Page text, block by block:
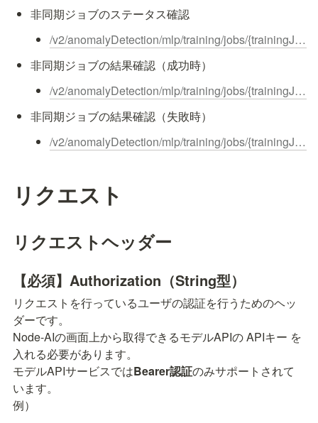
非同期ジョブのステータス確認
/v2/anomalyDetection/mlp/training/jobs/{trainingJobId}/status
非同期ジョブの結果確認（成功時）
/v2/anomalyDetection/mlp/training/jobs/{trainingJobId}/result
非同期ジョブの結果確認（失敗時）
/v2/anomalyDetection/mlp/training/jobs/{trainingJobId}/result/failed
リクエスト
リクエストヘッダー
【必須】Authorization（String型）
リクエストを行っているユーザの認証を行うためのヘッ
ダーです。
Node-AIの画面上から取得できるモデルAPIの APIキー を
入れる必要があります。
モデルAPIサービスではBearer認証のみサポートされて
います。
例）